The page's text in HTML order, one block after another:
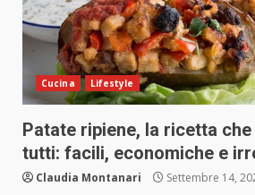
Cucina Lifestyle
Patate ripiene, la ricetta
tutti: facili, economiche e
Claudia Montanari Settembre 14,